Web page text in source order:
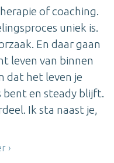
of coaching.
uniek is.
En daar gaan
leven van binnen
dat het leven je
bent en steady blijft.
Ik sta naast je,